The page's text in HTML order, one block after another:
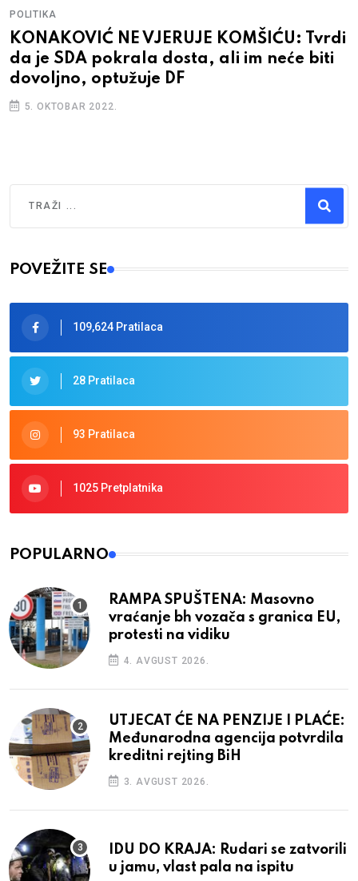
POLITIKA
KONAKOVIĆ NE VJERUJE KOMŠIĆU: Tvrdi
da je SDA pokrala dosta, ali im neće biti
dovoljno, optužuje DF
5. OKTOBAR 2022.
Type 2 or more characters for results.
POVEŽITE SE
109,624 Pratilaca
28 Pratilaca
93 Pratilaca
1025 Pretplatnika
POPULARNO
RAMPA SPUŠTENA: Masovno
vraćanje bh vozača s granica EU,
protesti na vidiku
4. AVGUST 2026.
UTJECAT ĆE NA PENZIJE I PLAĆE:
Međunarodna agencija potvrdila
kreditni rejting BiH
3. AVGUST 2026.
IDU DO KRAJA: Rudari se zatvorili
u jamu, vlast pala na ispitu